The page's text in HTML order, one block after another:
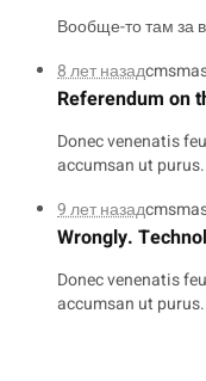
Вообще-то там за
8 лет назад
Referendum on
Donec venenatis
accumsan ut
9 лет назад
Wrongly.
Donec venenatis
accumsan ut